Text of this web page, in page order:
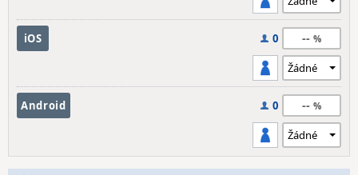
iOS 0 --
Android 0 --